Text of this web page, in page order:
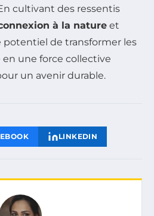
cultivant des ressentis
à la nature et
potentiel de transformer les
une force collective
un avenir durable.
LINKEDIN